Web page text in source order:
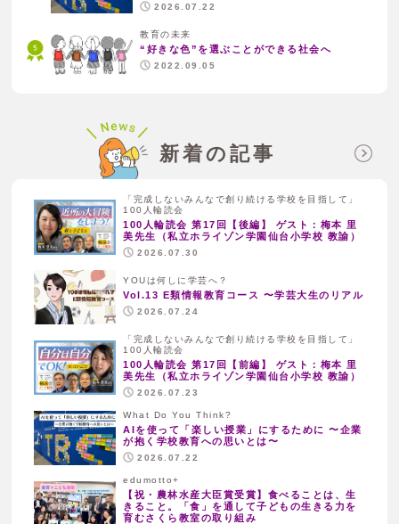
2026.07.22
教育の未来
“好きな色”を選ぶことができる社会へ
2022.09.05
新着の記事
「完成しないみんなで創り続ける学校を目指して」
100人輪読会
100人輪読会 第17回【後編】 ゲスト：梅本 里
美先生（私立ホライゾン学園仙台小学校 教諭）
2026.07.30
YOUは何しに学芸へ？
Vol.13 E類情報教育コース 〜学芸大生のリアル
2026.07.24
「完成しないみんなで創り続ける学校を目指して」
100人輪読会
100人輪読会 第17回【前編】 ゲスト：梅本 里
美先生（私立ホライゾン学園仙台小学校 教諭）
2026.07.23
What Do You Think?
AIを使って「楽しい授業」にするために 〜企業
が抱く学校教育への思いとは〜
2026.07.22
edumotto+
【祝・農林水産大臣賞受賞】食べることは、生
きること。「食」を通して子どもの生きる力を
育むさくら教室の取り組み